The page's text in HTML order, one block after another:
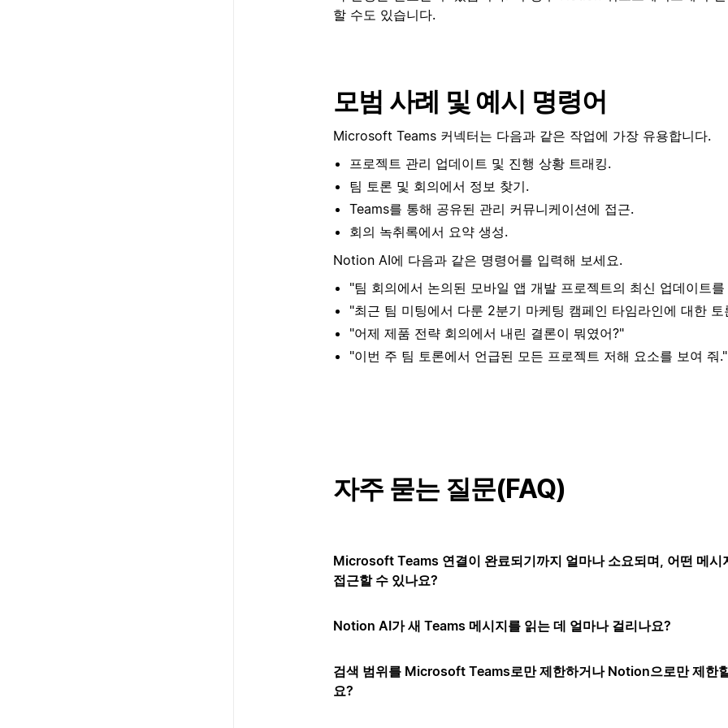
할 수도 있습니다.
모범 사례 및 예시 명령어
Microsoft Teams 커넥터는 다음과 같은 작업에 가장 유용합니다.
프로젝트 관리 업데이트 및 진행 상황 트래킹.
팀 토론 및 회의에서 정보 찾기.
Teams를 통해 공유된 관리 커뮤니케이션에 접근.
회의 녹취록에서 요약 생성.
Notion AI에 다음과 같은 명령어를 입력해 보세요.
"팀 회의에서 논의된 모바일 앱 개발 프로젝트의 최신 업데이트를
"최근 팀 미팅에서 다룬 2분기 마케팅 캠페인 타임라인에 대한 토
"어제 제품 전략 회의에서 내린 결론이 뭐였어?"
"이번 주 팀 토론에서 언급된 모든 프로젝트 저해 요소를 보여 줘."
자주 묻는 질문(FAQ)
Microsoft Teams 연결이 완료되기까지 얼마나 소요되며, 어떤 메시
접근할 수 있나요?
Notion AI가 새 Teams 메시지를 읽는 데 얼마나 걸리나요?
검색 범위를 Microsoft Teams로만 제한하거나 Notion으로만 제한
요?